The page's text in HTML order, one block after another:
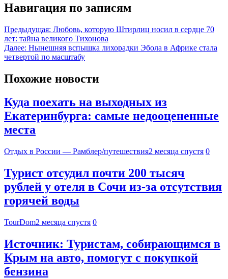
Навигация по записям
Предыдущая: Любовь, которую Штирлиц носил в сердце 70
лет: тайна великого Тихонова
Далее: Нынешняя вспышка лихорадки Эбола в Африке стала
четвертой по масштабу
Похожие новости
Куда поехать на выходных из
Екатеринбурга: самые недооцененные
места
Отдых в России — Рамблер/путешествия2 месяца спустя 0
Турист отсудил почти 200 тысяч
рублей у отеля в Сочи из-за отсутствия
горячей воды
TourDom2 месяца спустя 0
Источник: Туристам, собирающимся в
Крым на авто, помогут с покупкой
бензина